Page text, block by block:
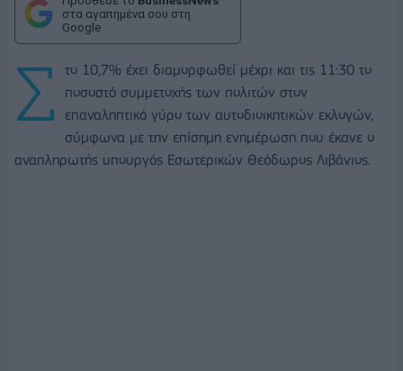
στα αγαπημένα σου στη
Google
Σ
το 10,7% έχει διαμορφωθεί μέχρι και τις 11:30 το
ποσοστό συμμετοχής των πολιτών στον
επαναληπτικό γύρο των αυτοδιοικητικών εκλογών,
σύμφωνα με την επίσημη ενημέρωση που έκανε ο
αναπληρωτής υπουργός Εσωτερικών Θεόδωρος Λιβάνιος.